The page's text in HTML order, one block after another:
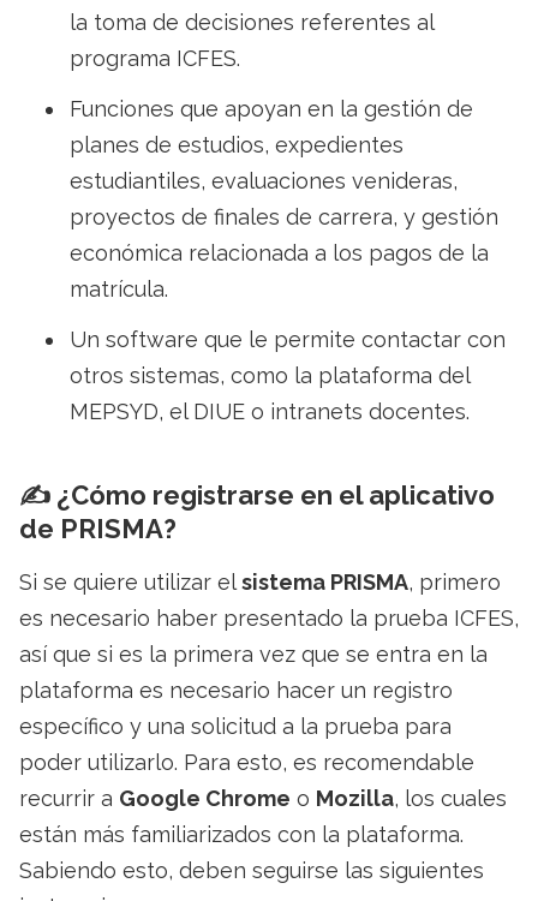
la toma de decisiones referentes al
programa ICFES.
Funciones que apoyan en la gestión de
planes de estudios, expedientes
estudiantiles, evaluaciones venideras,
proyectos de finales de carrera, y gestión
económica relacionada a los pagos de la
matrícula.
Un software que le permite contactar con
otros sistemas, como la plataforma del
MEPSYD, el DIUE o intranets docentes.
✍️ ¿Cómo registrarse en el aplicativo
de PRISMA?
Si se quiere utilizar elsistema PRISMA, primero
es necesario haber presentado la prueba ICFES,
así que si es la primera vez que se entra en la
plataforma es necesario hacer un registro
específico y una solicitud a la prueba para
poder utilizarlo. Para esto, es recomendable
recurrir a Google Chrome o Mozilla, los cuales
están más familiarizados con la plataforma.
Sabiendo esto, deben seguirse las siguientes